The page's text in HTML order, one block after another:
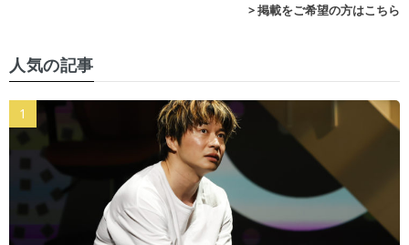
> 掲載をご希望の方はこちら
人気の記事